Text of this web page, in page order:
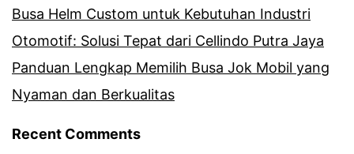
Busa Helm Custom untuk Kebutuhan Industri
Otomotif: Solusi Tepat dari Cellindo Putra Jaya
Panduan Lengkap Memilih Busa Jok Mobil yang
Nyaman dan Berkualitas
Recent Comments